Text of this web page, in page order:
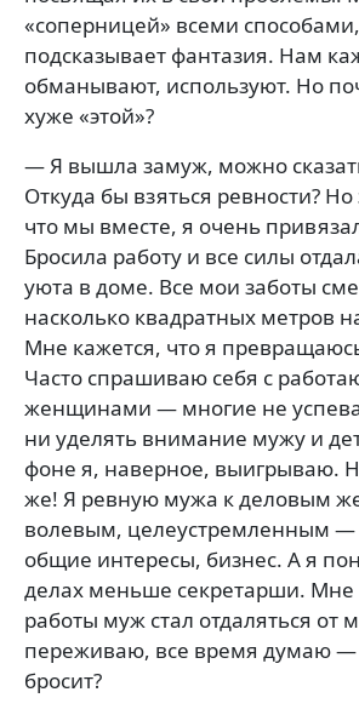
«соперницей» всеми
подсказывает фантазия. Нам
обманывают, используют. Но
хуже «этой»?
— Я вышла замуж, можно
Откуда бы взяться ревности? Но
что мы вместе, я очень
Бросила работу и все силы
уюта в доме. Все мои заботы
насколько квадратных метров
Мне кажется, что я
Часто спрашиваю себя с
женщинами — многие не
ни уделять внимание мужу и
фоне я, наверное, выигрываю.
же! Я ревную мужа к деловым
волевым, целеустремленным —
общие интересы, бизнес. А я
делах меньше секретарши. Мне
работы муж стал отдаляться от
переживаю, все время думаю —
бросит?